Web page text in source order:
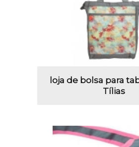
loja de bolsa para
Tílias